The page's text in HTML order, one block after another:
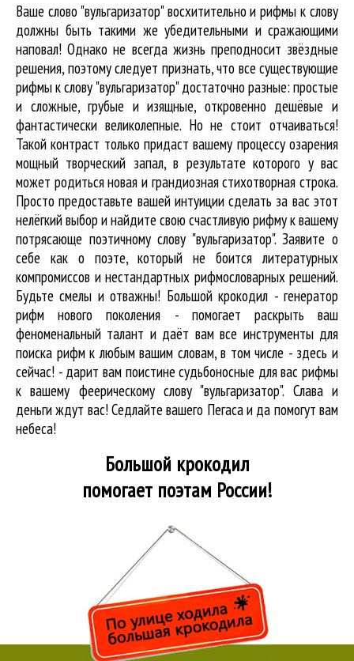
Ваше слово "вульгаризатор" восхитительно и рифмы к слову
должны быть такими же убедительными и сражающими
наповал! Однако не всегда жизнь преподносит звёздные
решения, поэтому следует признать, что все существующие
рифмы к слову "вульгаризатор" достаточно разные: простые
и сложные, грубые и изящные, откровенно дешёвые и
фантастически великолепные. Но не стоит отчаиваться!
Такой контраст только придаст вашему процессу озарения
мощный творческий запал, в результате которого у вас
может родиться новая и грандиозная стихотворная строка.
Просто предоставьте вашей интуиции сделать за вас этот
нелёгкий выбор и найдите свою счастливую рифму к вашему
потрясающе поэтичному слову "вульгаризатор". Заявите о
себе как о поэте, который не боится литературных
компромиссов и нестандартных рифмословарных решений.
Будьте смелы и отважны! Большой крокодил - генератор
рифм нового поколения - помогает раскрыть ваш
феноменальный талант и даёт вам все инструменты для
поиска рифмк любым вашим словам, в том числе - здесь и
сейчас! - дарит вам поистине судьбоносные для вас рифмы
к вашему феерическому слову "вульгаризатор". Слава и
деньги ждут вас! Седлайте вашего Пегаса и да помогут вам
небеса!
Большой крокодил
помогает поэтам России!